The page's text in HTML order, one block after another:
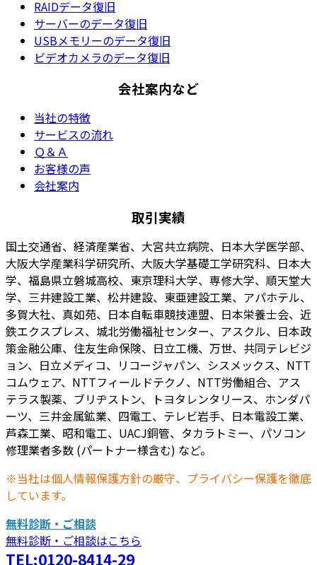
RAIDデータ復旧
サーバーのデータ復旧
USBメモリーのデータ復旧
ビデオカメラのデータ復旧
会社案内など
当社の特徴
サービスの流れ
Ｑ＆Ａ
お客様の声
会社案内
取引実績
国土交通省、経済産業省、大宮共立病院、日本大学医学部、
大阪大学産業科学研究所、大阪大学基礎工学研究科、日本大
学、福島県立磐城高校、東京理科大学、専修大学、順天堂大
学、三井建設工業、松井建設、東亜建設工業、アパホテル、
多賀大社、真如苑、日本自転車競技連盟、日本栄養士会、近
鉄エクスプレス、城北労働福祉センター、アスクル、日本政
策金融公庫、住友生命保険、日立工機、万世、共同テレビジ
ョン、日立メディコ、リコージャパン、シスメックス、NTT
コムウェア、NTTフィールドテクノ、NTT労働組合、アス
テラス製薬、ブリヂストン、トヨタレンタリース、ホンダパ
ーツ、三井金属鉱業、四電工、テレビ岩手、日本電設工業、
芦森工業、昭和電工、UACJ銅管、タカラトミー、パソコン
修理業者多数 (パートナー様含む) など。
※当社は個人情報保護方針の厳守、プライバシー保護を徹底
しています。
無料診断・ご相談
無料診断・ご相談はこちら
TEL:0120-8414-29